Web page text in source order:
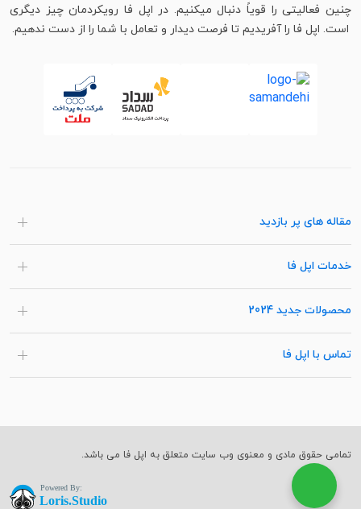
چنین فعالیتی را قویاً دنبال میکنیم. در اپل فا رویکردمان چیز دیگری
است. اپل فا را آفریدیم تا فرصت دیدار و تعامل با شما را از دست ندهیم.
مقاله های پر بازدید
خدمات اپل فا
محصولات جدید 2024
تماس با اپل فا
تمامی حقوق مادی و معنوی وب سایت متعلق به اپل فا می باشد.